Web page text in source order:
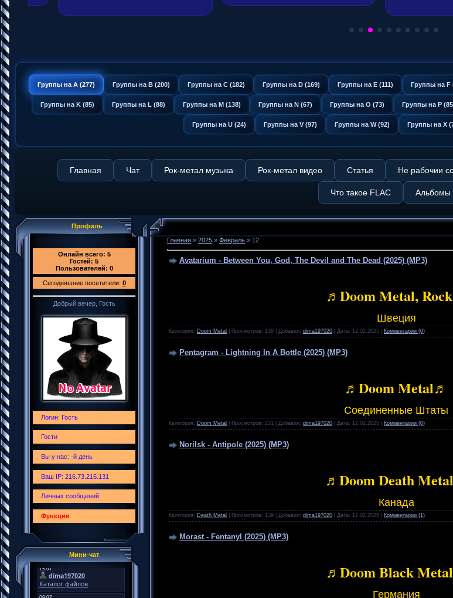
Группы на A (277) Группы на B (200) Группы на C (182) Группы на D (169) Группы на E (111) Группы на F
Группы на K (85) Группы на L (88) Группы на M (138) Группы на N (67) Группы на O (73) Группы на P
Группы на U (24) Группы на V (97) Группы на W (92) Группы на X
Главная Чат Рок-метал музыка Рок-метал видео Статья Не рабочии
Что такое FLAC Альбомы
Профиль
Онлайн всего: 5
Гостей: 5
Пользователей: 0
Сегодняшние посетители: 0
Добрый вечер, Гость
Логин: Гость
Гости
Вы у нас: -й день
Ваш IP: 216.73.216.131
Личных сообщений:
Функции
Мини-чат
Главная » 2025 » Февраль » 12
Avatarium - Between You, God, The Devil and The Dead (2025) (MP3)
♬Doom Metal,
Швеция
Категория: Doom Metal Просмотров: 138 Добавил: dima197020 Дата: 12.02.2025 Комментарии (0)
Pentagram - Lightning In A Bottle (2025) (MP3)
♬Doom Metal♬
Соединенные Штаты
Категория: Doom Metal Просмотров: 231 Добавил: dima197020 Дата: 12.02.2025 Комментарии (0)
Norilsk - Antipole (2025) (MP3)
♬Doom Death
Канада
Категория: Death Metal Просмотров: 139 Добавил: dima197020 Дата: 12.02.2025 Комментарии (1)
Morast - Fentanyl (2025) (MP3)
♬Doom Black
Германия